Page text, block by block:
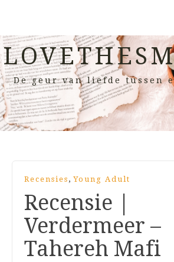
De geur van liefde tussen
Recensies , Young Adult
Recensie |
Verdermeer –
Tahereh Mafi